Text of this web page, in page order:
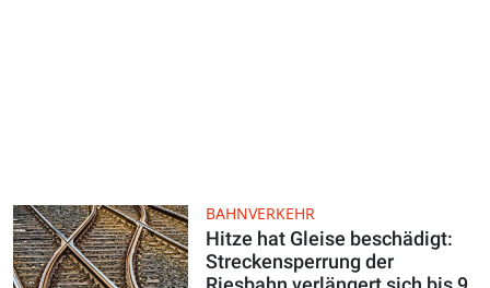
BAHNVERKEHR
Hitze hat Gleise beschädigt:
Streckensperrung der